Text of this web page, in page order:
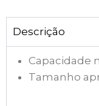
Descrição
Capacidade
Tamanho